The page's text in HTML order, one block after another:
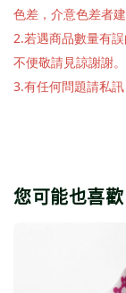
色差，介意色差者
2.若遇商品數量有
不便敬請見諒謝謝。
3.有任何問題請私
您可能也喜歡